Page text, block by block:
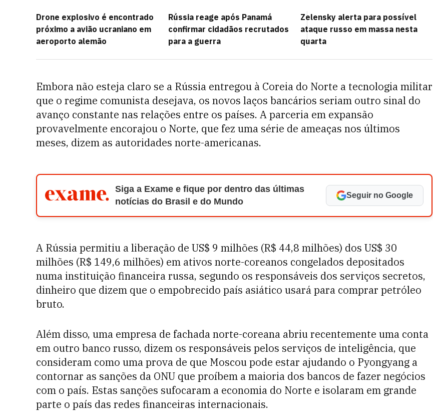
Drone explosivo é encontrado
próximo a avião ucraniano em
aeroporto alemão
Rússia reage após Panamá
confirmar cidadãos recrutados
para a guerra
Zelensky alerta para possível
ataque russo em massa nesta
quarta
Embora não esteja claro se a Rússia entregou à Coreia do Norte a tecnologia militar
que o regime comunista desejava, os novos laços bancários seriam outro sinal do
avanço constante nas relações entre os países. A parceria em expansão
provavelmente encorajou o Norte, que fez uma série de ameaças nos últimos
meses, dizem as autoridades norte-americanas.
Siga a Exame e fique por dentro das últimas
notícias do Brasil e do Mundo
Seguir no Google
A Rússia permitiu a liberação de US$ 9 milhões (R$ 44,8 milhões) dos US$ 30
milhões (R$ 149,6 milhões) em ativos norte-coreanos congelados depositados
numa instituição financeira russa, segundo os responsáveis dos serviços secretos,
dinheiro que dizem que o empobrecido país asiático usará para comprar petróleo
bruto.
Além disso, uma empresa de fachada norte-coreana abriu recentemente uma conta
em outro banco russo, dizem os responsáveis pelos serviços de inteligência, que
consideram como uma prova de que Moscou pode estar ajudando o Pyongyang a
contornar as sanções da ONU que proíbem a maioria dos bancos de fazer negócios
com o país. Estas sanções sufocaram a economia do Norte e isolaram em grande
parte o país das redes financeiras internacionais.